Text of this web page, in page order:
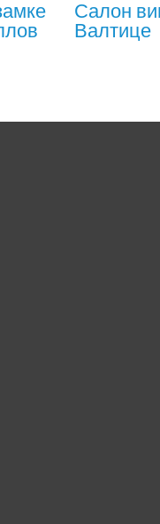
Салон
Валтице